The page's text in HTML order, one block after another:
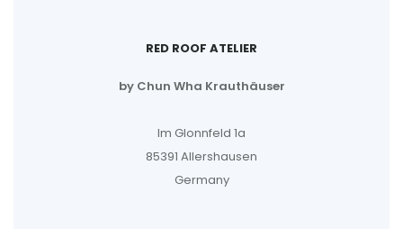
RED ROOF ATELIER
by Chun Wha Krauthäuser
Im Glonnfeld 1a
85391 Allershausen
Germany